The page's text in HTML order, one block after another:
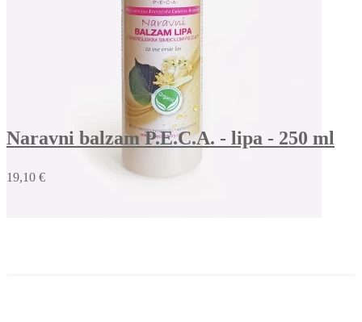
Naravni balzam P.E.C.A. - lipa - 250 ml
19,10 €